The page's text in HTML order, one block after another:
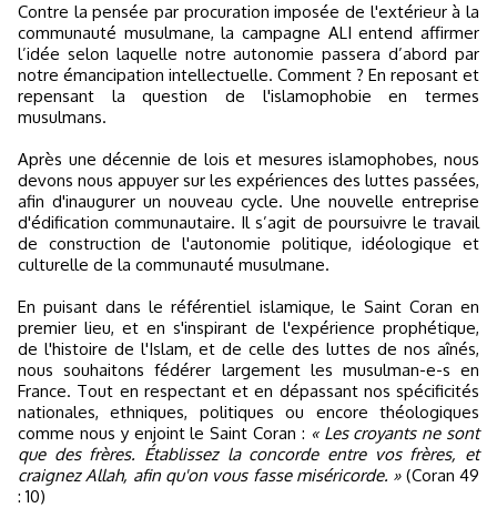
Contre la pensée par procuration imposée de l'extérieur à la
communauté musulmane, la campagne ALI entend affirmer
l’idée selon laquelle notre autonomie passera d’abord par
notre émancipation intellectuelle. Comment ? En reposant et
repensant la question de l'islamophobie en termes
musulmans.
Après une décennie de lois et mesures islamophobes, nous
devons nous appuyer sur les expériences des luttes passées,
afin d'inaugurer un nouveau cycle. Une nouvelle entreprise
d'édification communautaire. Il s’agit de poursuivre le travail
de construction de l'autonomie politique, idéologique et
culturelle de la communauté musulmane.
En puisant dans le référentiel islamique, le Saint Coran en
premier lieu, et en s'inspirant de l'expérience prophétique,
de l'histoire de l'Islam, et de celle des luttes de nos aînés,
nous souhaitons fédérer largement les musulman-e-s en
France. Tout en respectant et en dépassant nos spécificités
nationales, ethniques, politiques ou encore théologiques
comme nous y enjoint le Saint Coran : « Les croyants ne sont
que des frères. Établissez la concorde entre vos frères, et
craignez Allah, afin qu'on vous fasse miséricorde. »(Coran 49
: 10)